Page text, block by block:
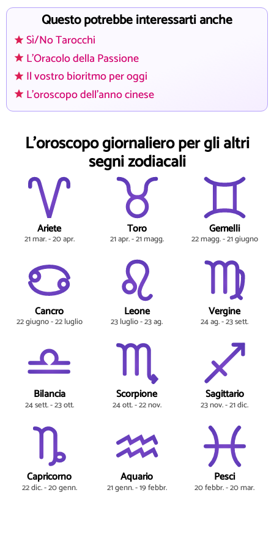
Questo potrebbe interessarti anche
Sì/No Tarocchi
L'Oracolo della Passione
Il vostro bioritmo per oggi
L'oroscopo dell'anno cinese
L'oroscopo giornaliero per gli altri
segni zodiacali
Ariete
21 mar. - 20 apr.
Toro
21 apr. - 21 magg.
Gemelli
22 magg. - 21 giugno
Cancro
22 giugno - 22 luglio
Leone
23 luglio - 23 ag.
Vergine
24 ag. - 23 sett.
Bilancia
24 sett. - 23 ott.
Scorpione
24 ott. - 22 nov.
Sagittario
23 nov. - 21 dic.
Capricorno
22 dic. - 20 genn.
Aquario
21 genn. - 19 febbr.
Pesci
20 febbr. - 20 mar.